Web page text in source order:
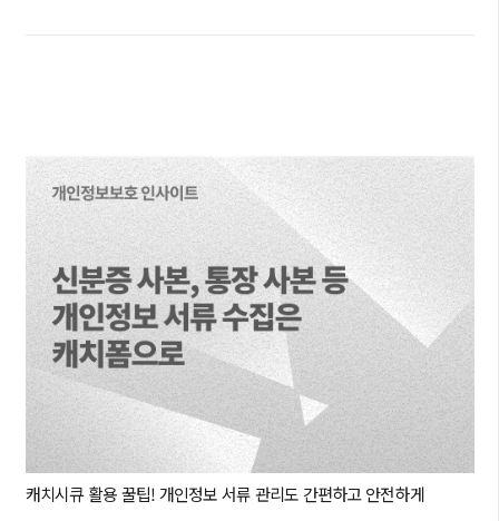
캐치시큐 활용 꿀팁! 개인정보 서류 관리도 간편하고 안전하게